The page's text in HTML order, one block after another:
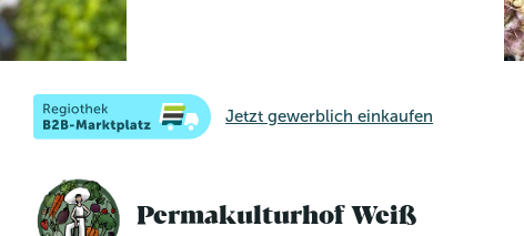
Jetzt gewerblich einkaufen
Permakulturhof Weiß